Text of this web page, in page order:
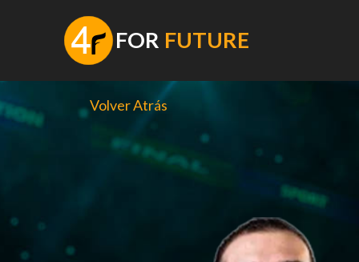
FOR FUTURE
Volver Atrás